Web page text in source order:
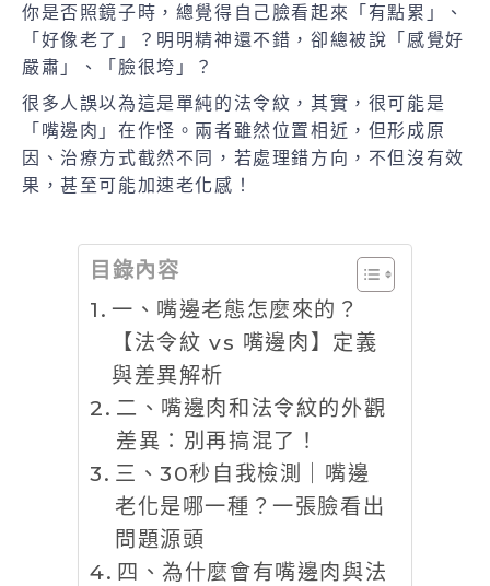
你是否照鏡子時，總覺得自己臉看起來「有點累」、
「好像老了」？明明精神還不錯，卻總被說「感覺好
嚴肅」、「臉很垮」？
很多人誤以為這是單純的法令紋，其實，很可能是
「嘴邊肉」在作怪。兩者雖然位置相近，但形成原
因、治療方式截然不同，若處理錯方向，不但沒有效
果，甚至可能加速老化感！
目錄內容
一、嘴邊老態怎麼來的？
【法令紋 vs 嘴邊肉】定義
與差異解析
二、嘴邊肉和法令紋的外觀
差異：別再搞混了！
三、30秒自我檢測｜嘴邊
老化是哪一種？一張臉看出
問題源頭
四、為什麼會有嘴邊肉與法